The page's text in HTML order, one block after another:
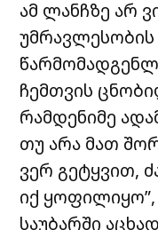
ამ ლანჩზე არ
ჩემთვის
რამდენიმე
თუ არა მათ
ვერ გეტყვით,
იქ ყოფილიყო”,
საუბარში